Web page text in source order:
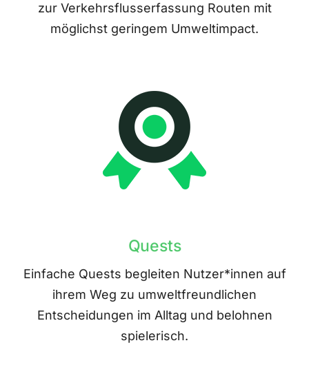
zur Verkehrsflusserfassung Routen mit
möglichst geringem Umweltimpact.
Quests
Einfache Quests begleiten Nutzer*innen auf
ihrem Weg zu umweltfreundlichen
Entscheidungen im Alltag und belohnen
spielerisch.